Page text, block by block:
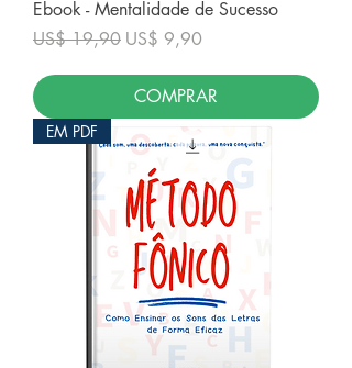
Ebook - Mentalidade de Sucesso
Preço normal
US$ 19,90 Preço promocional
US$ 9,90
COMPRAR
EM PDF